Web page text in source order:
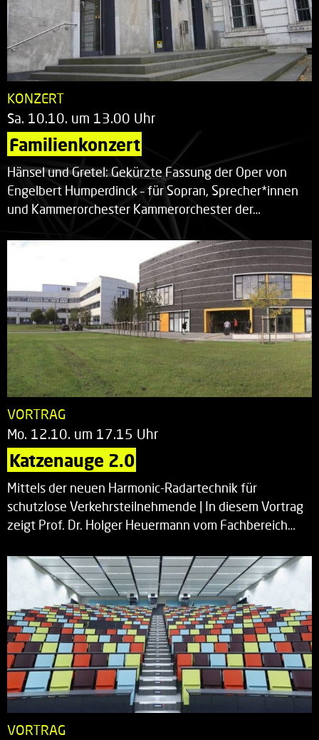
KONZERT
Sa. 10.10. um 13.00 Uhr
Familienkonzert
Hänsel und Gretel: Gekürzte Fassung der Oper von
Engelbert Humperdinck – für Sopran, Sprecher*innen
und Kammerorchester Kammerorchester der…
VORTRAG
Mo. 12.10. um 17.15 Uhr
Katzenauge 2.0
Mittels der neuen Harmonic-Radartechnik für
schutzlose Verkehrsteilnehmende | In diesem Vortrag
zeigt Prof. Dr. Holger Heuermann vom Fachbereich…
VORTRAG